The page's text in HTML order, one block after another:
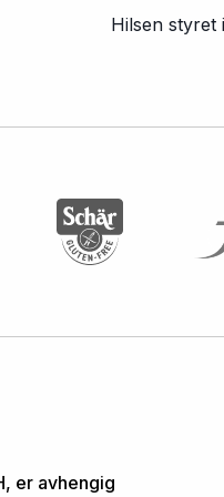
Hilsen
er avhengig